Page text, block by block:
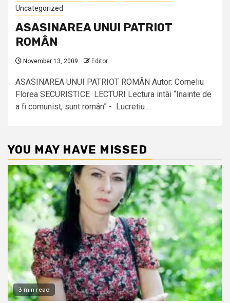
Uncategorized
ASASINAREA UNUI PATRIOT
ROMÂN
November 13, 2009 Editor
ASASINAREA UNUI PATRIOT ROMÂN Autor: Corneliu
Florea SECURISTICE LECTURI Lectura intâi “Inainte de
a fi comunist, sunt român” - Lucretiu ...
YOU MAY HAVE MISSED
3 min read